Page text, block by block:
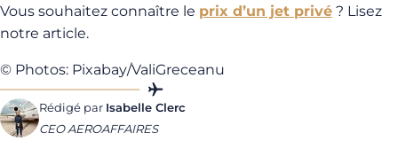
Vous souhaitez connaître le prix d’un jet privé ? Lisez
notre article.
© Photos: Pixabay/ValiGreceanu
Rédigé par Isabelle Clerc
CEO AEROAFFAIRES